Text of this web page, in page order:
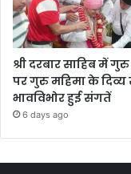
श्री दरबार साहिब में गुरु
पर गुरु महिमा के
भावविभोर हुई संगतें
6 days ago